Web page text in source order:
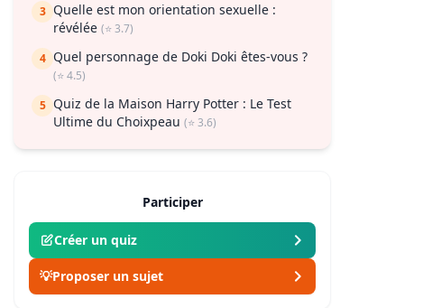
pour enregistrer
3 Quelle est mon orientation sexuelle :
révélée (⭐ 3.7)
4 Quel personnage de Doki Doki êtes-vous ?
(⭐ 4.5)
5 Quiz de la Maison Harry Potter : Le Test
Ultime du Choixpeau (⭐ 3.6)
Participer
Créer un quiz
💡Proposer un sujet